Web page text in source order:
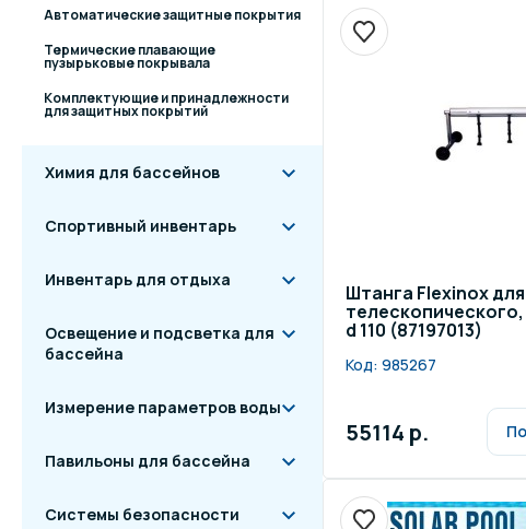
Автоматические защитные покрытия
Термические плавающие
пузырьковые покрывала
Комплектующие и принадлежности
для защитных покрытий
Химия для бассейнов
Спортивный инвентарь
Инвентарь для отдыха
Освещение и подсветка для
бассейна
Измерение параметров воды
Павильоны для бассейна
Системы безопасности
Штанга Flexinox
d 110 (87197013)
Код: 985267
55114 р.